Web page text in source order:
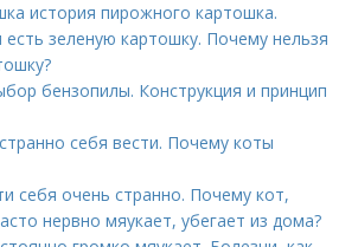
история пирожного картошка.
зеленую картошку. Почему нельзя
бензопилы. Конструкция и принцип
себя вести. Почему коты
себя очень странно. Почему кот,
нервно мяукает, убегает из дома?